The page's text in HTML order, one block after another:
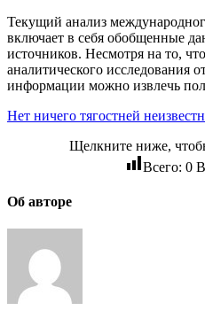
Текущий анализ
включает в себя обобщенные
источников. Несмотря на то,
аналитического исследования
информации можно извлечь
Нет ничего тягостней
Щелкните ниже,
Всего: 0В
Об авторе